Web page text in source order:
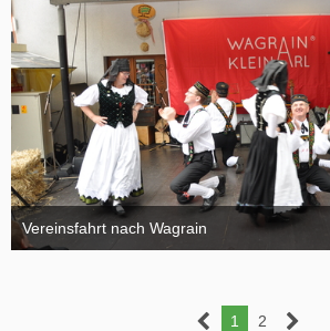
Vereinsfahrt nach Wagrain
4. Oktober 2015
1 2